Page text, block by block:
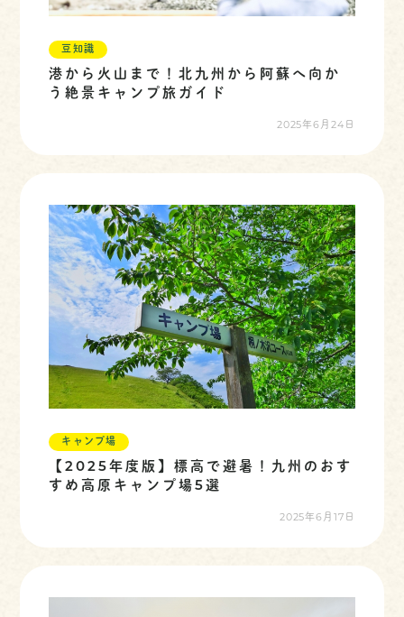
豆知識
港から火山まで！北九州から阿蘇へ向か
う絶景キャンプ旅ガイド
2025年6月24日
キャンプ場
【2025年度版】標高で避暑！九州のおす
すめ高原キャンプ場5選
2025年6月17日